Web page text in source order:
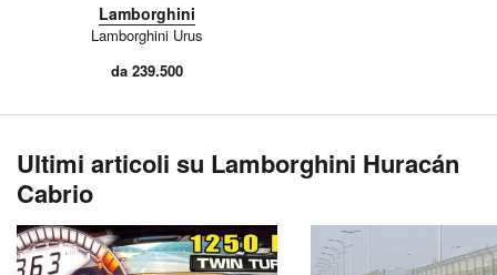
Lamborghini
Lamborghini Urus
da 239.500
Ultimi articoli su Lamborghini Huracán
Cabrio